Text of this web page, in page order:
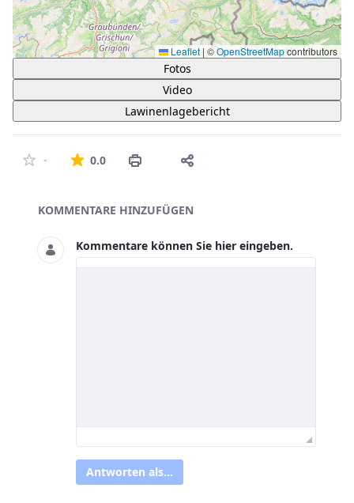
Leaflet | ©OpenStreetMapcontributors
Fotos
Video
Lawinenlagebericht
- 0.0Die durchschnittliche Bewertung ist 0 von 5
Asset-Herausgeber
KOMMENTARE HINZUFÜGEN
Kommentare können Sie hier eingeben.
Antworten als...